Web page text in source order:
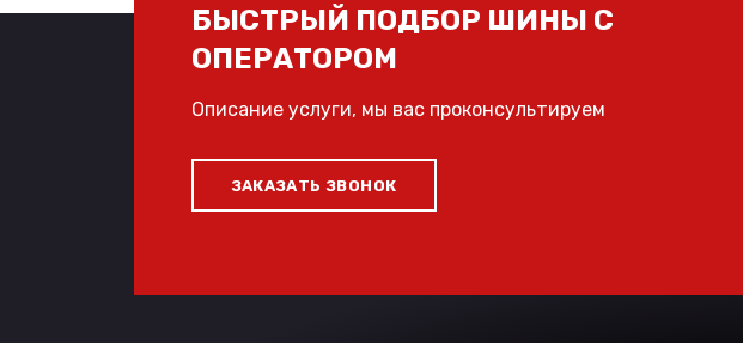
БЫСТРЫЙ ПОДБОР ШИНЫ С
ОПЕРАТОРОМ
Описание услуги, мы вас проконсультируем
ЗАКАЗАТЬ ЗВОНОК